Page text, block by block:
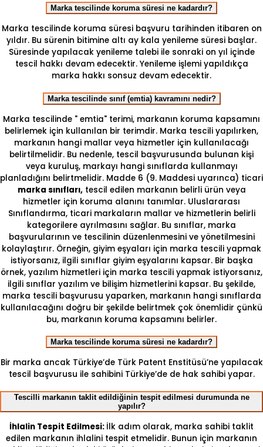
Marka tescilinde koruma süresi ne kadardır?
Marka tescilinde koruma süresi başvuru tarihinden itibaren on
yıldır. Bu sürenin bitimine altı ay kala yenileme süresi başlar.
Süresinde yapılacak yenileme talebi ile sonraki on yıl içinde
tescil hakkı devam edecektir. Yenileme işlemi yapıldıkça
marka hakkı sonsuz devam edecektir.
Marka tescilinde sınıf (emtia) kavramını nedir?
Marka tescilinde " emtia" terimi, markanın koruma kapsamını
belirlemek için kullanılan bir terimdir. Marka tescili yapılırken,
markanın hangi mallar veya hizmetler için kullanılacağı
belirtilmelidir. Bu nedenle, tescil başvurusunda bulunan kişi
veya kuruluş, markayı hangi sınıflarda kullanmayı
planladığını belirtmelidir. Madde 6 (9. Maddesi uyarınca) ticari
marka sınıfları,tescil edilen markanın belirli ürün veya
hizmetler için koruma alanını tanımlar. Uluslararası
Sınıflandırma, ticari markaların mallar ve hizmetlerin belirli
kategorilere ayrılmasını sağlar. Bu sınıflar, marka
başvurularının ve tescilinin düzenlenmesini ve yönetilmesini
kolaylaştırır. Örneğin, giyim eşyaları için marka tescili yapmak
istiyorsanız, ilgili sınıflar giyim eşyalarını kapsar. Bir başka
örnek, yazılım hizmetleri için marka tescili yapmak istiyorsanız,
ilgili sınıflar yazılım ve bilişim hizmetlerini kapsar. Bu şekilde,
marka tescili başvurusu yaparken, markanın hangi sınıflarda
kullanılacağını doğru bir şekilde belirtmek çok önemlidir çünkü
bu, markanın koruma kapsamını belirler.
Marka tescilinde koruma süresi ne kadardır?
Bir marka ancak Türkiye’de Türk Patent Enstitüsü’ne yapılacak
tescil başvurusu ile sahibini Türkiye’de de hak sahibi yapar.
Tescilli markanın taklit edildiğinin tespit edilmesi durumunda ne
yapılır?
İhlalin Tespit Edilmesi: İlk adım olarak, marka sahibi taklit
edilen markanın ihlalini tespit etmelidir. Bunun için markanın